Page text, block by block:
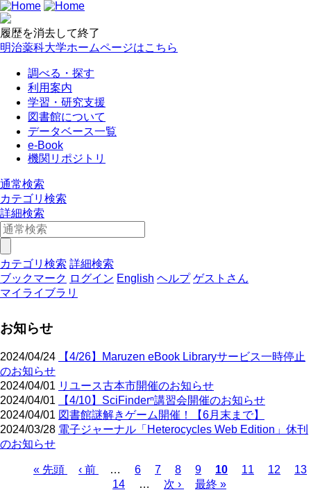
履歴を消去して終了
明治薬科大学ホームページはこちら
調べる・探す
利用案内
学習・研究支援
図書館について
データベース一覧
e-Book
機関リポジトリ
通常検索
カテゴリ検索
詳細検索
カテゴリ検索 詳細検索
ブックマーク ログイン English ヘルプ ゲストさん
マイライブラリ
お知らせ
2024/04/24
【4/26】Maruzen eBook Libraryサービス一時停止
のお知らせ
2024/04/01 リユース古本市開催のお知らせ
2024/04/01
【4/10】SciFinderⁿ講習会開催のお知らせ
2024/04/01 図書館謎解きゲーム開催！【6月末まで】
2024/03/28 電子ジャーナル「Heterocycles Web Edition」休刊
のお知らせ
先
« 先頭
前
‹ 前 …
ペ
ー
6
ペ
ー
7
ペ
ー
8
ペ
ー
9
カ
レ
10
ペ
11
ペ
12
ペ
13
ペ
14 …
次
次 ›
最
最終 »